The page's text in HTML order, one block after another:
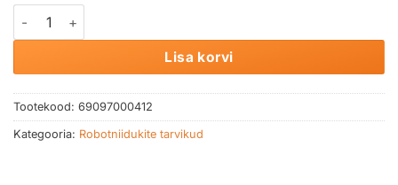
Robotniiduki roomikrattad 632 seeriale kogus
Lisa korvi
Tootekood: 69097000412
Kategooria: Robotniidukite tarvikud